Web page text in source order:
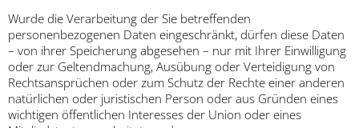
Wurde die Verarbeitung der Sie betreffenden
personenbezogenen Daten eingeschränkt, dürfen diese Daten
– von ihrer Speicherung abgesehen – nur mit Ihrer Einwilligung
oder zur Geltendmachung, Ausübung oder Verteidigung von
Rechtsansprüchen oder zum Schutz der Rechte einer anderen
natürlichen oder juristischen Person oder aus Gründen eines
wichtigen öffentlichen Interesses der Union oder eines